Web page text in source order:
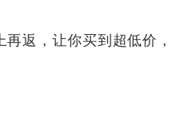
返，让你买到超低价，